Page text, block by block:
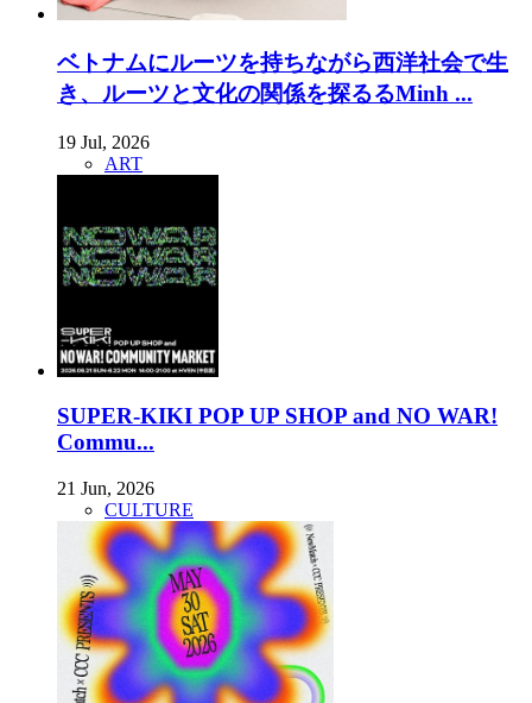
ベトナムにルーツを持ちながら西洋社会で生
き、ルーツと文化の関係を探るるMinh ...
19 Jul, 2026
ART
SUPER-KIKI POP UP SHOP and NO WAR!
Commu...
21 Jun, 2026
CULTURE